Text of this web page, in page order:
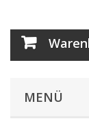
MENÜ